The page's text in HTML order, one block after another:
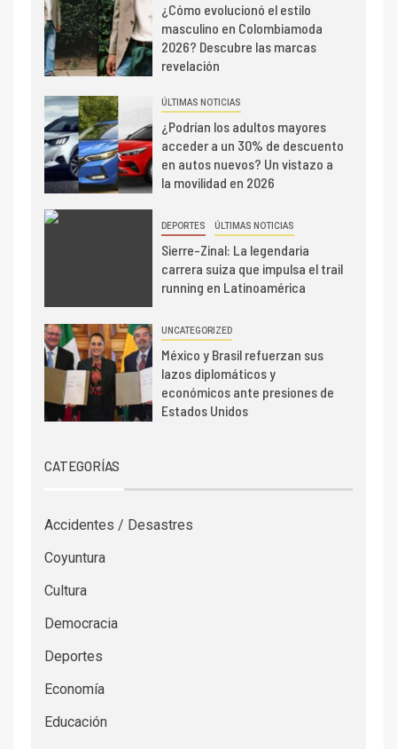
¿Cómo evolucionó el estilo
masculino en Colombiamoda
2026? Descubre las marcas
revelación
ÚLTIMAS NOTICIAS
¿Podrían los adultos mayores
acceder a un 30% de descuento
en autos nuevos? Un vistazo a
la movilidad en 2026
DEPORTES ÚLTIMAS NOTICIAS
Sierre-Zinal: La legendaria
carrera suiza que impulsa el trail
running en Latinoamérica
UNCATEGORIZED
México y Brasil refuerzan sus
lazos diplomáticos y
económicos ante presiones de
Estados Unidos
CATEGORÍAS
Accidentes / Desastres
Coyuntura
Cultura
Democracia
Deportes
Economía
Educación